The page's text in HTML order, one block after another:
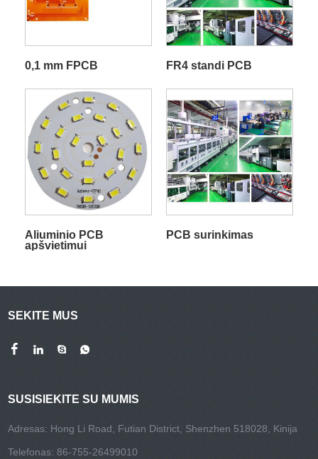
0,1 mm FPCB FR4 standi PCB
Aliuminio PCB
apšvietimui
PCB surinkimas
SEKITE MUS
SUSISIEKITE SU MUMIS
Adresas: Hong Li Road, Futian District, Shenzhen 518028, Kinija
Telefonas: 86-755-26499010